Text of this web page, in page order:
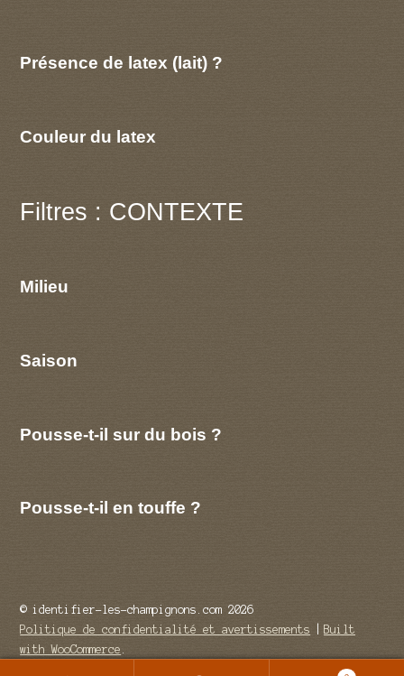
Présence de latex (lait) ?
Couleur du latex
Filtres : CONTEXTE
Milieu
Saison
Pousse-t-il sur du bois ?
Pousse-t-il en touffe ?
© identifier-les-champignons.com 2026
Politique de confidentialité et avertissements
Built
with WooCommerce